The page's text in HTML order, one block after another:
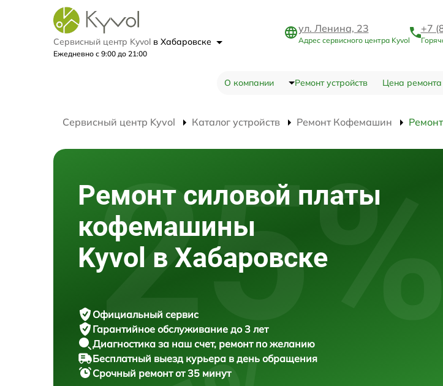
Сервисный центр Kyvol в Хабаровске
Ежедневно с 9:00 до 21:00
ул. Ленина, 23
Адрес сервисного центра Kyvol
+7
О компании Ремонт устройств Цена ремонта
Сервисный центр Kyvol Каталог устройств Ремонт Кофемашин
Ремонт силовой платы
кофемашины
Kyvol в Хабаровске
Официальный сервис
Гарантийное обслуживание до 3 лет
Диагностика за наш счет, ремонт по желанию
Бесплатный выезд курьера в день обращения
Срочный ремонтот 35 минут